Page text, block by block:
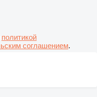
политикой
соглашением.